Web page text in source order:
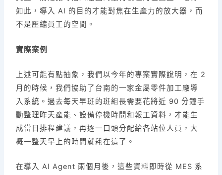
如此，導入 AI 的目的才能對焦在生產力的放大器，而
不是壓縮員工的空間。
實際案例
上述可能有點抽象，我們以今年的專案實際說明，在 2
月的時候，我們協助了台南的一家金屬零件加工廠導
入系統。過去每天早班的班組長需要花將近 90 分鐘手
動整理昨天產能、設備停機時間和報工資料，才能生
成當日排程建議，再逐一口頭分配給各站位人員，大
概一整天早上的時間就耗在這了。
在導入 AI Agent 兩個月後，這些資料即時從 MES 系